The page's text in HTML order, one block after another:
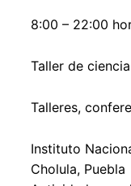
8:00 – 22:00
Taller de
Talleres,
Instituto
Cholula, Puebla